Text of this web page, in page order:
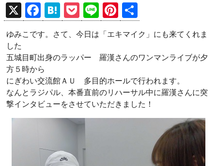
X
F
a
ce
b
o
o
k
H
at
e
n
P
o
ck
et
Li
n
Pi
nt
er
es
有
ゆみこです。さて、今日は「エキマイク」にも来てくれま
した
五城目町出身のラッパー 羅漢さんのワンマンライブが夕
方５時から
にぎわい交流館ＡＵ 多目的ホールで行われます。
なんとラジパル、本番直前のリハーサル中に羅漢さんに突
撃インタビューをさせていただきました！